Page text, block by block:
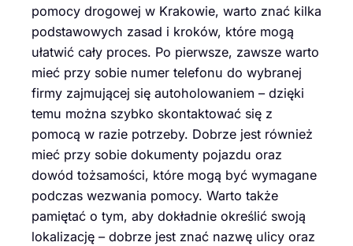
pomocy drogowej w Krakowie, warto znać kilka
podstawowych zasad i kroków, które mogą
ułatwić cały proces. Po pierwsze, zawsze warto
mieć przy sobie numer telefonu do wybranej
firmy zajmującej się autoholowaniem – dzięki
temu można szybko skontaktować się z
pomocą w razie potrzeby. Dobrze jest również
mieć przy sobie dokumenty pojazdu oraz
dowód tożsamości, które mogą być wymagane
podczas wezwania pomocy. Warto także
pamiętać o tym, aby dokładnie określić swoją
lokalizację – dobrze jest znać nazwę ulicy oraz